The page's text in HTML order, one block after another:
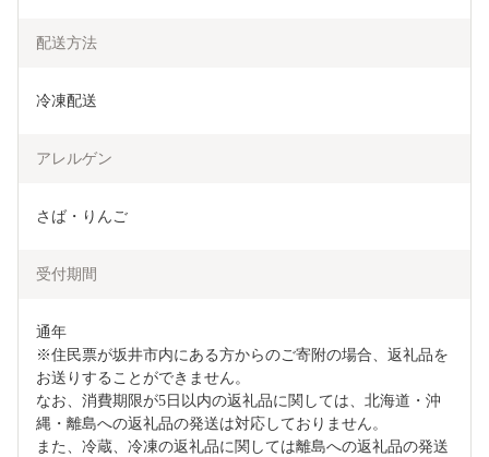
配送方法
冷凍配送
アレルゲン
さば・りんご
受付期間
通年
※住民票が坂井市内にある方からのご寄附の場合、返礼品を
お送りすることができません。
なお、消費期限が5日以内の返礼品に関しては、北海道・沖
縄・離島への返礼品の発送は対応しておりません。
また、冷蔵、冷凍の返礼品に関しては離島への返礼品の発送